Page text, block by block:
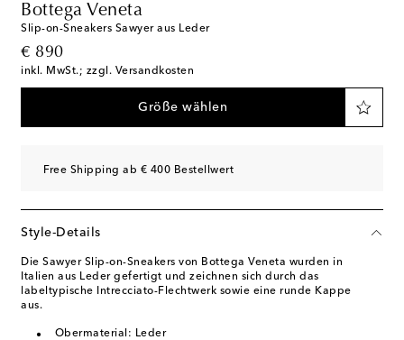
Bottega Veneta
Slip-on-Sneakers Sawyer aus Leder
€ 890
original price
inkl. MwSt.; zzgl. Versandkosten
Größe wählen
Free Shipping ab € 400 Bestellwert
Style-Details
Die Sawyer Slip-on-Sneakers von Bottega Veneta wurden in
Italien aus Leder gefertigt und zeichnen sich durch das
labeltypische Intrecciato-Flechtwerk sowie eine runde Kappe
aus.
Obermaterial: Leder